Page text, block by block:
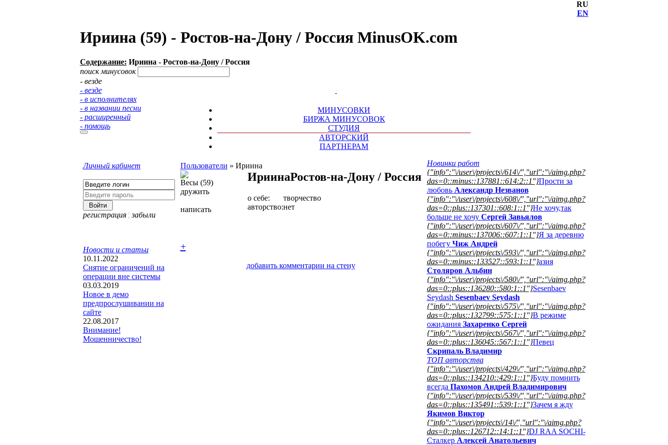
RU
EN
Ириина (59) - Ростов-на-Дону / Россия MinusOK.com
Содержание: Ириина - Ростов-на-Дону / Россия
поиск минусовок
- везде
- везде
- в исполнителях
- в названии песни
- расширенный
- помощь
МИНУСОВКИ
БИРЖА МИНУСОВОК
СТУДИЯ
АВТОРСКИЙ
ПАРТНЕРАМ
Личный кабинет
регистрация ¦ забыли
Новости и статьи
10.11.2022
Снятие ограничений на
операции вне системы
03.03.2019
Новое в демо
предпрослушивании на
сайте
22.08.2017
Внимание!
Мошенничество!
Пользователи » Ириина
Весы (59)
дружить
написать
ИриинаРостов-на-Дону / Россия
о себе:
творчество
авторство:нет
+
добавить комментарии на стену
Новинки работ
{"info":"\/user\/projects\/614\/","url":"\/aimg.php?
das=0::minus::137881::614:2::1"}Прости за
любовь Александр Незванов
{"info":"\/user\/projects\/608\/","url":"\/aimg.php?
das=0::plus::137301::608:1::1"}Не хочу,так
больше не хочу Сергей Завьялов
{"info":"\/user\/projects\/607\/","url":"\/aimg.php?
das=0::minus::137006::607:1::1"}Я за деревню
побегу Чиж Андрей
{"info":"\/user\/projects\/593\/","url":"\/aimg.php?
das=0::minus::133527::593:1::1"}азия
Столяров Альбин
{"info":"\/user\/projects\/580\/","url":"\/aimg.php?
das=0::plus::136280::580:1::1"}Sesenbaev
Seydash Sesenbaev Seydash
{"info":"\/user\/projects\/575\/","url":"\/aimg.php?
das=0::plus::132799::575:1::1"}В режиме
ожидания Захаренко Сергей
{"info":"\/user\/projects\/567\/","url":"\/aimg.php?
das=0::plus::136045::567:1::1"}Певец
Скрипаль Владимир
ТОП авторства
{"info":"\/user\/projects\/429\/","url":"\/aimg.php?
das=0::plus::134210::429:1::1"}Буду помнить
всегда Пахомов Андрей Владимирович
{"info":"\/user\/projects\/539\/","url":"\/aimg.php?
das=0::plus::135491::539:1::1"}Зачем я жду
Якимов Виктор
{"info":"\/user\/projects\/14\/","url":"\/aimg.php?
das=0::plus::126712::14:1::1"}DJ RAA SOCHI-
Сталкер Алексей Анатольевич